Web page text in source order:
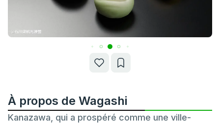
À propos de Wagashi
Kanazawa, qui a prospéré comme une ville-